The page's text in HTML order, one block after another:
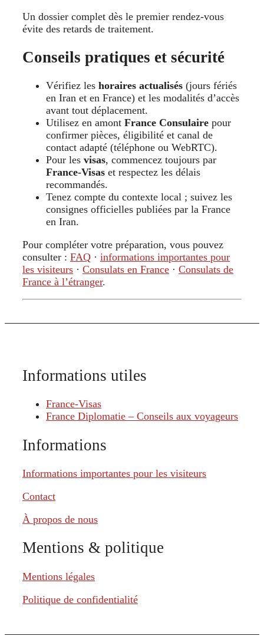
Un dossier complet dès le premier rendez-vous
évite des retards de traitement.
Conseils pratiques et sécurité
Vérifiez les horaires actualisés (jours fériés
en Iran et en France) et les modalités d’accès
avant tout déplacement.
Utilisez en amont France Consulaire pour
confirmer pièces, éligibilité et canal de
contact adapté (téléphone ou WebRTC).
Pour les visas, commencez toujours par
France-Visas et respectez les délais
recommandés.
Tenez compte du contexte local ; suivez les
consignes officielles publiées par la France
en Iran.
Pour compléter votre préparation, vous pouvez
consulter : FAQ · informations importantes pour
les visiteurs · Consulats en France · Consulats de
France à l’étranger.
Informations utiles
France-Visas
France Diplomatie – Conseils aux voyageurs
Informations
Informations importantes pour les visiteurs
Contact
À propos de nous
Mentions & politique
Mentions légales
Politique de confidentialité